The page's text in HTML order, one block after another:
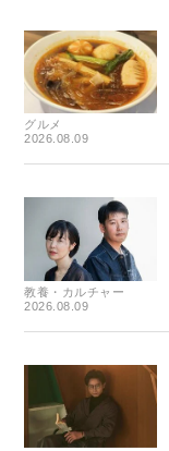
グルメ
2026.08.09
教養・カルチャー
2026.08.09